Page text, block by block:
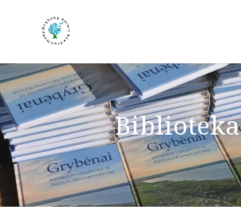
Biblioteka